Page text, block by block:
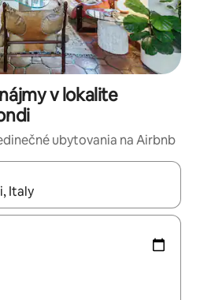
v lokalite
ubytovania na Airbnb
môžete si ich prechádzať